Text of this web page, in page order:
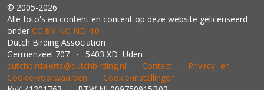
© 2005-2026
Alle foto's en content en content op deze website gelicenseerd
onder CC BY‑NC‑ND 4.0
Dutch Birding Association
Germenzeel 707 · 5403 XD Uden
dutchbirdalerts@dutchbirding.nl · Contact · Privacy- en
Cookie-voorwaarden · Cookie-instellingen